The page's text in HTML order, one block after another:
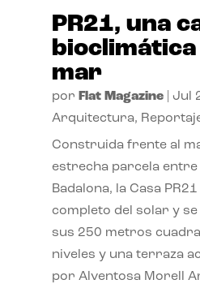
PR21, una
mar
por Flat Magazine| Jul
Arquitectura,
Construida frente al
estrecha parcela entre
Badalona, la Casa
completo del solar y
sus 250 metros
niveles y una terraza
por Alventosa Morell